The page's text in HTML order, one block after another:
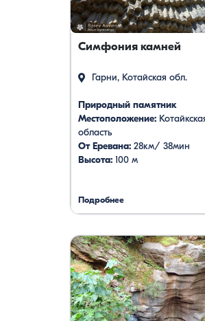
Симфония камней
Гарни, Котайская обл.
Природный памятник
Местоположение:
область
От Еревана: 28км/ 38мин
Высота: 100 м
Подробнее